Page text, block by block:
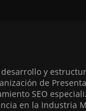
y
de
SEO
en la Industria